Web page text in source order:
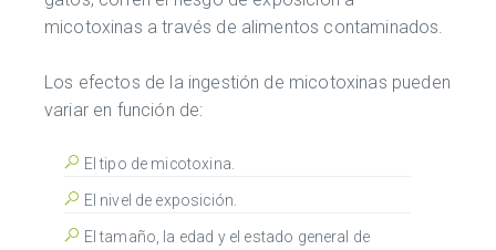
micotoxinas a través de alimentos contaminados.
Los efectos de la ingestión de micotoxinas pueden
variar en función de:
El tipo de micotoxina.
El nivel de exposición.
El tamaño, la edad y el estado general de